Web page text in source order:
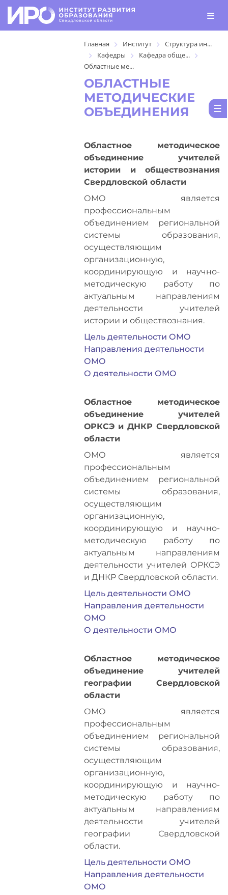
Главная Институт
Структура ин...
Кафедры
Кафедра обще...
Областные ме...
ОБЛАСТНЫЕ
МЕТОДИЧЕСКИЕ
ОБЪЕДИНЕНИЯ
Областное методическое
объединение учителей
истории и обществознания
Свердловской области
ОМО является
профессиональным
объединением региональной
системы образования,
осуществляющим
организационную,
координирующую и научно-
методическую работу по
актуальным направлениям
деятельности учителей
истории и обществознания.
Цель деятельности ОМО
Направления деятельности
ОМО
О деятельности ОМО
Областное методическое
объединение учителей
ОРКСЭ и ДНКР Свердловской
области
ОМО является
профессиональным
объединением региональной
системы образования,
осуществляющим
организационную,
координирующую и научно-
методическую работу по
актуальным направлениям
деятельности учителей ОРКСЭ
и ДНКР Свердловской области.
Цель деятельности ОМО
Направления деятельности
ОМО
О деятельности ОМО
Областное методическое
объединение учителей
географии Свердловской
области
ОМО является
профессиональным
объединением региональной
системы образования,
осуществляющим
организационную,
координирующую и научно-
методическую работу по
актуальным направлениям
деятельности учителей
географии Свердловской
области.
Цель деятельности ОМО
Направления деятельности
ОМО